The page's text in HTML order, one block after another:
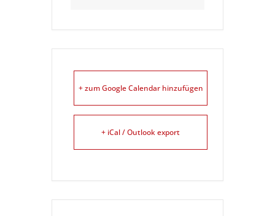
+ zum Google Calendar hinzufügen
+ iCal / Outlook export